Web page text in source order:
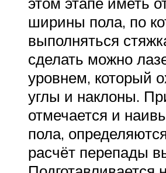
ширины пола, по
выполняться
сделать можно
уровнем, который
углы и наклоны.
отмечается и
пола,
расчёт перепады